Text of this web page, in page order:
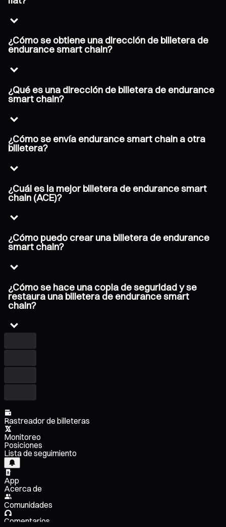
¿Cómo se obtiene una dirección de billetera de
endurance smart chain?
¿Qué es una dirección de billetera de endurance
smart chain?
¿Cómo se envía endurance smart chain a otra
billetera?
¿Cuál es la mejor billetera de endurance smart
chain (ACE)?
¿Cómo puedo crear una billetera de endurance
smart chain?
¿Cómo se hace una copia de seguridad y se
restaura una billetera de endurance smart
chain?
Rastreador de billeteras
Monitoreo
Posiciones
Lista de seguimiento
App
Acerca de
Comunidades
Comentarios